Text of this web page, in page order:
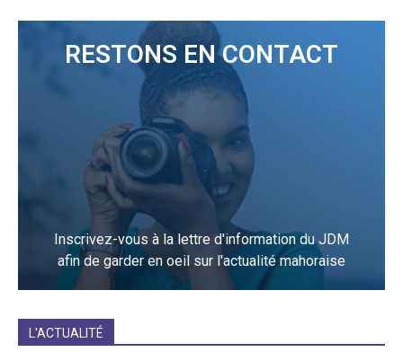
RESTONS EN CONTACT
Inscrivez-vous à la lettre d'information du JDM
afin de garder en oeil sur l'actualité mahoraise
L'ACTUALITÉ